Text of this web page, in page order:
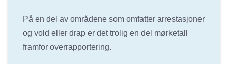
På en del av områdene som omfatter arrestasjoner
og vold eller drap er det trolig en del mørketall
framfor overrapportering.